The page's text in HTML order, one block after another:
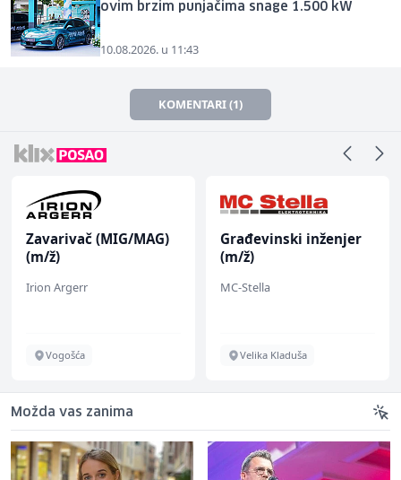
ovim brzim punjačima snage 1.500 kW
10.08.2026. u 11:43
KOMENTARI (1)
Zavarivač (MIG/MAG)
(m/ž)
Irion Argerr
Vogošća
Građevinski inženjer
(m/ž)
MC-Stella
Velika Kladuša
Možda vas zanima